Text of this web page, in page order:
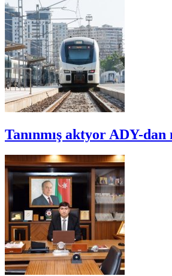
Tanınmış aktyor ADY-dan